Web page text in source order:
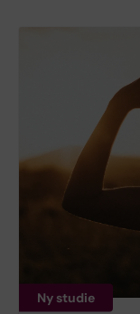
Ny studie